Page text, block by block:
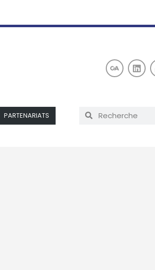
PARTENARIATS